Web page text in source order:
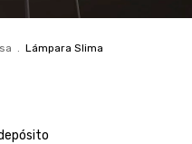
Lámpara Slima